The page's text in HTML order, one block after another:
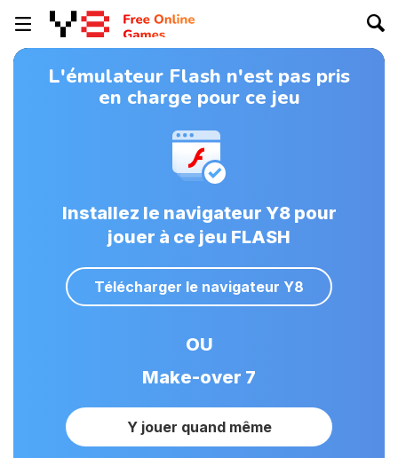
L'émulateur Flash n'est pas pris
en charge pour ce jeu
Installez le navigateur Y8 pour
jouer à ce jeu FLASH
Télécharger le navigateur Y8
OU
Make-over 7
Y jouer quand même